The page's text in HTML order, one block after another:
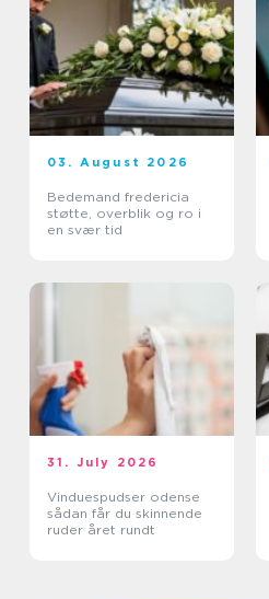
03. August 2026
Bedemand fredericia
støtte, overblik og ro i
en svær tid
31. July 2026
Vinduespudser odense
sådan får du skinnende
ruder året rundt